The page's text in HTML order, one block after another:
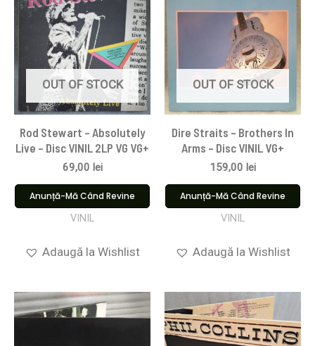
OUT OF STOCK
Rod Stewart – Absolutely
Live – Disc VINIL 2LP VG VG+
69,00 lei
Anunță-Mă Când Revine
VINIL
Adaugă la Wishlist
OUT OF STOCK
Dire Straits ‎– Brothers In
Arms – Disc VINIL VG+
159,00 lei
Anunță-Mă Când Revine
VINIL
Adaugă la Wishlist